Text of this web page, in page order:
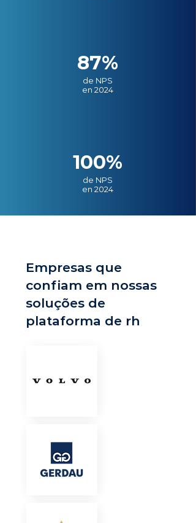
87%
de NPS
en 2024
100%
de NPS
en 2024
Empresas que
confiam em nossas
soluções de
plataforma de rh